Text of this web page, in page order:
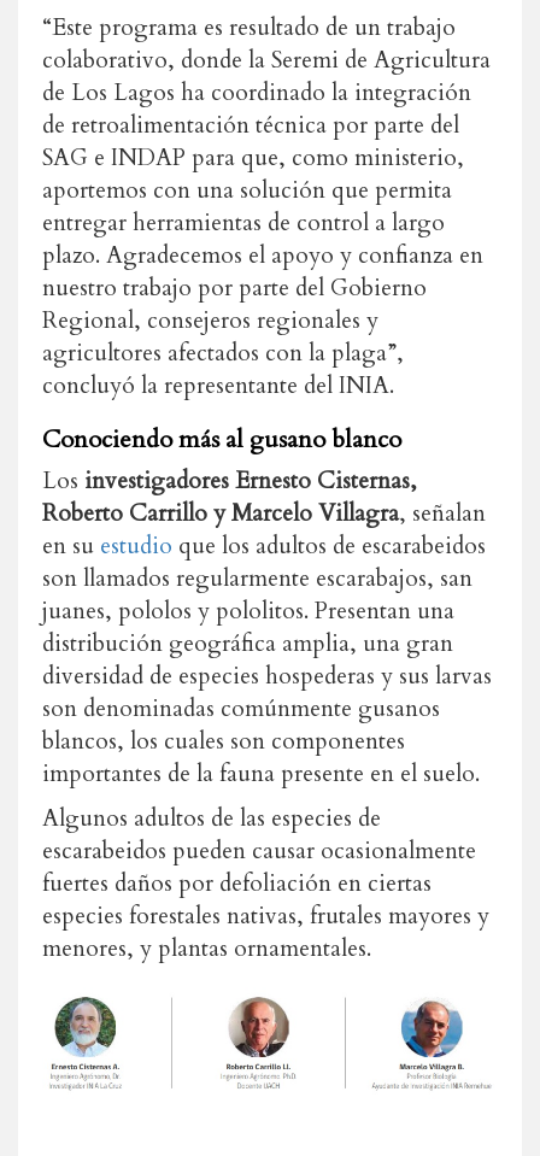
“Este programa es resultado de un trabajo
colaborativo, donde la Seremi de Agricultura
de Los Lagos ha coordinado la integración
de retroalimentación técnica por parte del
SAG e INDAP para que, como ministerio,
aportemos con una solución que permita
entregar herramientas de control a largo
plazo. Agradecemos el apoyo y confianza en
nuestro trabajo por parte del Gobierno
Regional, consejeros regionales y
agricultores afectados con la plaga”,
concluyó la representante del INIA.
Conociendo más al gusano blanco
Los investigadores Ernesto Cisternas,
Roberto Carrillo y Marcelo Villagra, señalan
en su estudio que los adultos de escarabeidos
son llamados regularmente escarabajos, san
juanes, pololos y pololitos. Presentan una
distribución geográfica amplia, una gran
diversidad de especies hospederas y sus larvas
son denominadas comúnmente gusanos
blancos, los cuales son componentes
importantes de la fauna presente en el suelo.
Algunos adultos de las especies de
escarabeidos pueden causar ocasionalmente
fuertes daños por defoliación en ciertas
especies forestales nativas, frutales mayores y
menores, y plantas ornamentales.